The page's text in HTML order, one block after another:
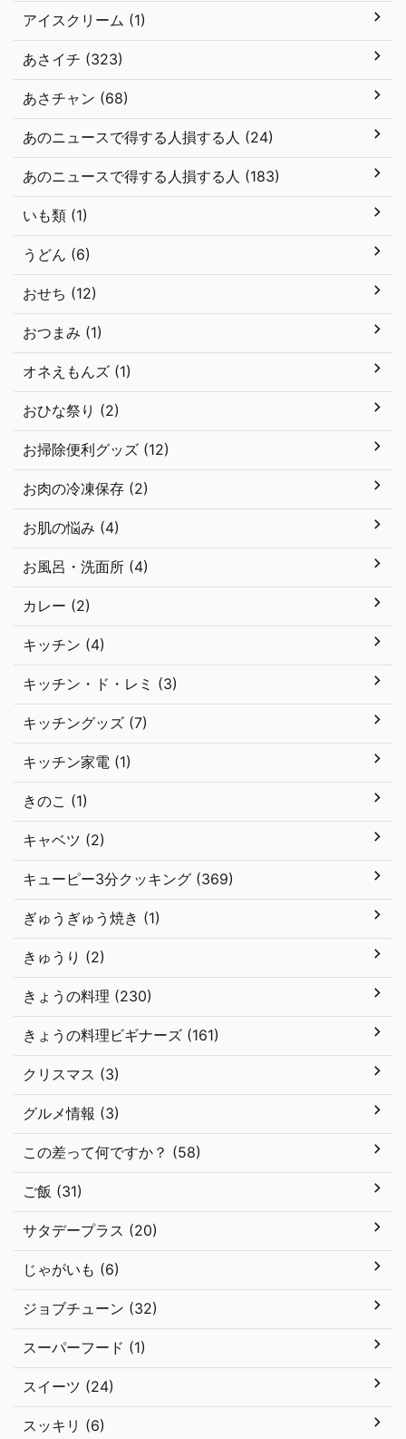
アイスクリーム (1)
あさイチ (323)
あさチャン (68)
あのニュースで得する人損する人 (24)
あのニュースで得する人損する人 (183)
いも類 (1)
うどん (6)
おせち (12)
おつまみ (1)
オネえもんズ (1)
おひな祭り (2)
お掃除便利グッズ (12)
お肉の冷凍保存 (2)
お肌の悩み (4)
お風呂・洗面所 (4)
カレー (2)
キッチン (4)
キッチン・ド・レミ (3)
キッチングッズ (7)
キッチン家電 (1)
きのこ (1)
キャベツ (2)
キューピー3分クッキング (369)
ぎゅうぎゅう焼き (1)
きゅうり (2)
きょうの料理 (230)
きょうの料理ビギナーズ (161)
クリスマス (3)
グルメ情報 (3)
この差って何ですか？ (58)
ご飯 (31)
サタデープラス (20)
じゃがいも (6)
ジョブチューン (32)
スーパーフード (1)
スイーツ (24)
スッキリ (6)